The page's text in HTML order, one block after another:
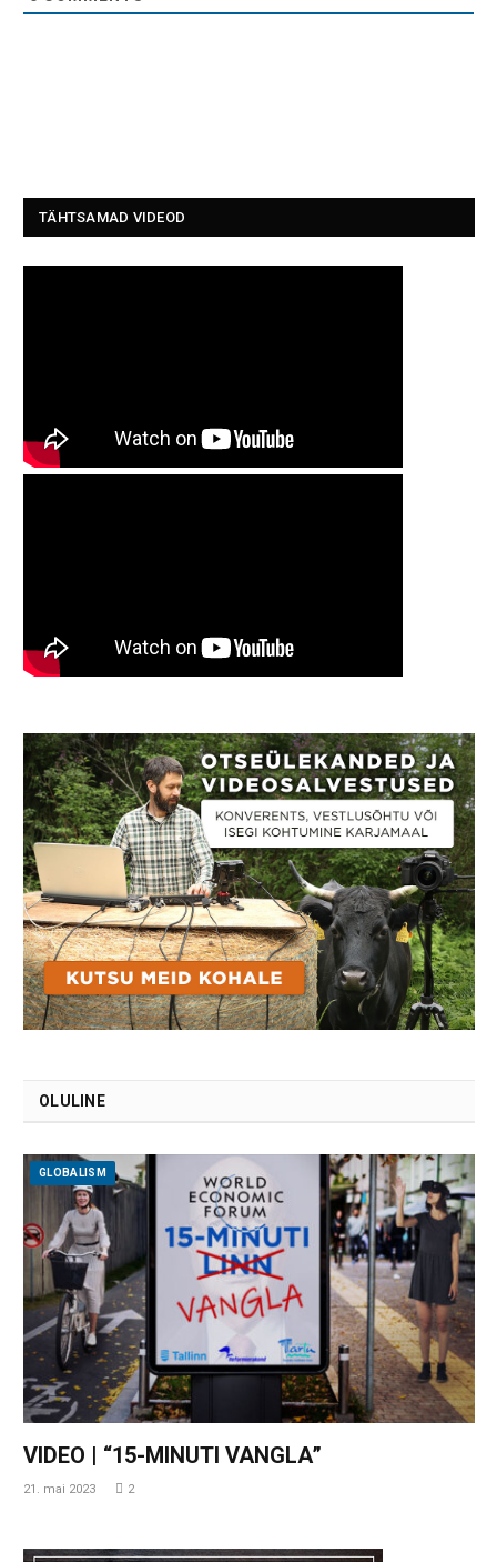
TÄHTSAMAD VIDEOD
OLULINE
GLOBALISM
VIDEO | “15-MINUTI VANGLA”
21. mai 2023 2